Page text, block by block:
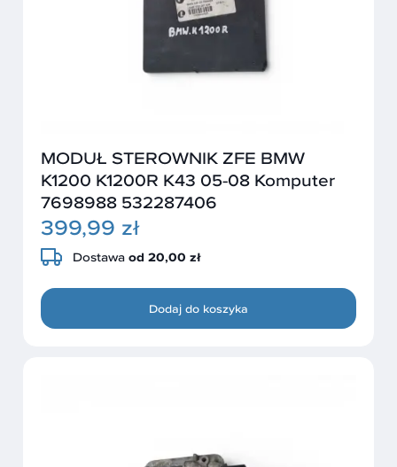
MODUŁ STEROWNIK ZFE BMW
K1200 K1200R K43 05-08 Komputer
7698988 532287406
399,99 zł
Dostawa od 20,00 zł
Dodaj do koszyka